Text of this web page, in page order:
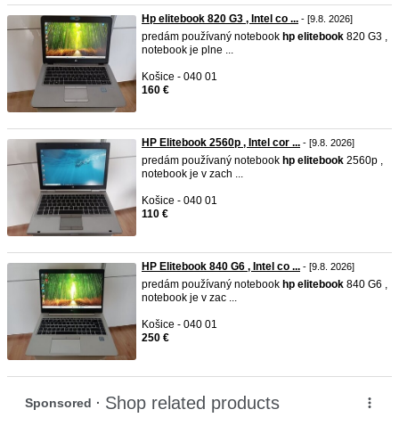
Hp elitebook 820 G3 , Intel co ... - [9.8. 2026]
predám používaný notebook hp elitebook 820 G3 ,
notebook je plne ...
Košice - 040 01
160 €
HP Elitebook 2560p , Intel cor ... - [9.8. 2026]
predám používaný notebook hp elitebook 2560p ,
notebook je v zach ...
Košice - 040 01
110 €
HP Elitebook 840 G6 , Intel co ... - [9.8. 2026]
predám používaný notebook hp elitebook 840 G6 ,
notebook je v zac ...
Košice - 040 01
250 €